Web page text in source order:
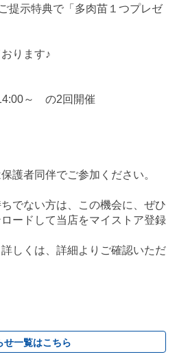
提示特典で「多肉苗１つプレゼ
ります♪
～ の2回開催
護者同伴でご参加ください。
でない方は、この機会に、ぜひ
ードして当店をマイストア登録
しくは、詳細よりご確認いただ
せ一覧はこちら